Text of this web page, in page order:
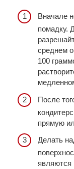
Вначале
помадку.
среднем
100
После
прямую
Делать
являются